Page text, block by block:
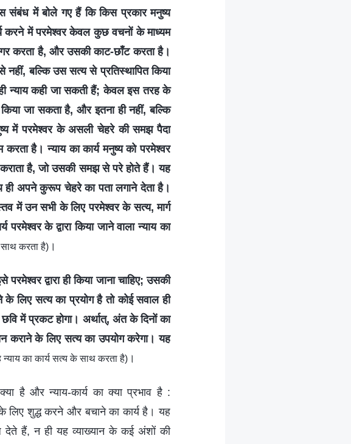
संबंध में बोले गए हैं कि किस प्रकार मनुष्य
करने में परमेश्वर केवल कुछ वचनों के माध्यम
करता है, और उसकी काट-छाँट करता है।
बल्कि उस सत्य से प्रतिस्थापित किया
न्याय कही जा सकती हैं; केवल इस तरह के
जा सकता है, और इतना ही नहीं, बल्कि
में परमेश्वर के असली चेहरे की समझ पैदा
है। न्याय का कार्य मनुष्य को परमेश्वर
कराता है, जो उसकी समझ से परे होते हैं। यह
अपने कुरूप चेहरे का पता लगाने देता है।
में उन सभी के लिए परमेश्वर के सत्य, मार्ग
के द्वारा किया जाने वाला न्याय का
करता है) ।
द्वारा ही किया जाना चाहिए; उसकी
के लिए सत्य का प्रयोग है तो कोई सवाल ही
में प्रकट होगा। अर्थात्, अंत के दिनों का
कराने के लिए सत्य का उपयोग करेगा। यह
का कार्य सत्य के साथ करता है) ।
है और न्याय-कार्य का क्या प्रभाव है :
के लिए शुद्ध करने और बचाने का कार्य है। यह
हैं, न ही यह व्याख्यान के कई अंशों की